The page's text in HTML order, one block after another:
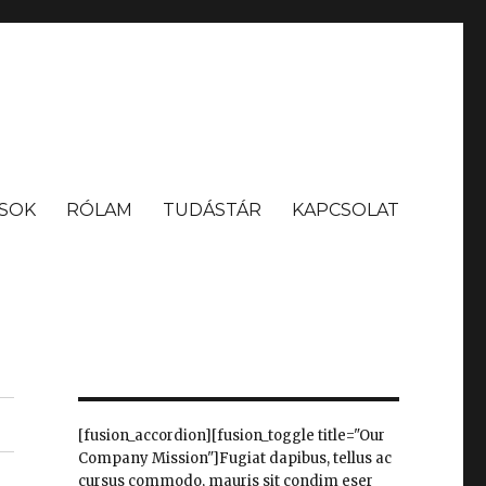
RÓLAM TUDÁSTÁR KAPCSOLAT
[fusion_accordion][fusion_toggle title="Our
Company Mission"]Fugiat dapibus, tellus ac
cursus commodo, mauris sit condim eser